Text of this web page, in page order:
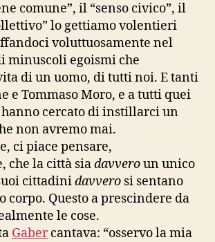
comune”, il “senso civico”, il
lo gettiamo volentieri
voluttuosamente nel
minuscoli egoismi che
di un uomo, di tutti noi. E tanti
e Tommaso Moro, e a tutti quei
cercato di instillarci un
non avremo mai.
ci piace pensare,
che la città siadavveroun unico
cittadinidavvero si sentano
corpo. Questo a prescindere da
le cose.
Gabercantava: “osservo la mia